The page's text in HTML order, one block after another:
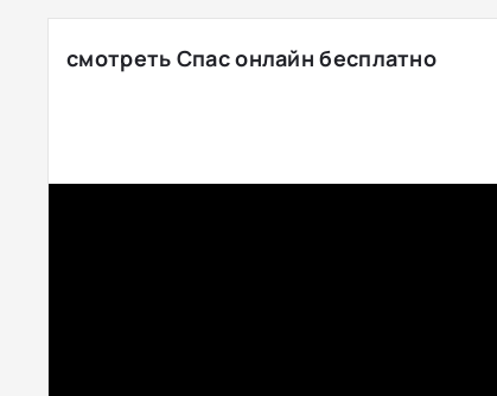
смотреть Спас онлайн бесплатно